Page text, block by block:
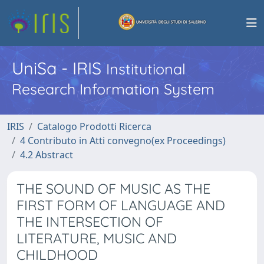
UniSa - IRISInstitutional
Research Information System
IRIS
Catalogo Prodotti Ricerca
4 Contributo in Atti convegno(ex Proceedings)
4.2 Abstract
THE SOUND OF MUSIC AS THE
FIRST FORM OF LANGUAGE AND
THE INTERSECTION OF
LITERATURE, MUSIC AND
CHILDHOOD